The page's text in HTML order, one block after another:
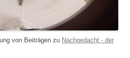
von Beiträgen zu Nachgedacht - der